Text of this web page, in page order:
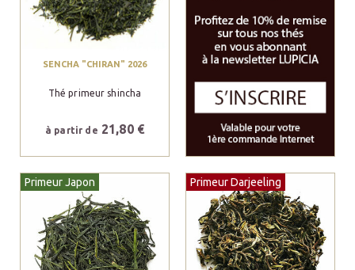
SENCHA "CHIRAN" 2026
Thé primeur shincha
à partir de 21,80 €
Primeur Japon Primeur Darjeeling